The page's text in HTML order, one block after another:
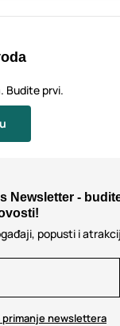
Budite prvi.
Newsletter -
popusti i
newslettera